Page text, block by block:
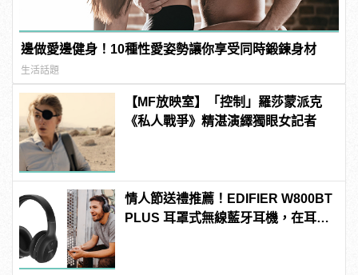
邊做愛邊健身！10種性愛姿勢讓你享受同時鍛鍊身材
生活話題
【MF放映室】「控制」羅莎蒙派克
《私人戰爭》精湛演繹獨眼女記者
情人節送禮推薦！EDIFIER W800BT
PLUS 耳罩式無線藍牙耳機，在耳邊